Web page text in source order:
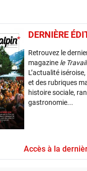
DERNIÈRE
Retrouvez le
magazine le
L’actualité
et des rubriques
histoire sociale,
gastronomie...
Accès à la